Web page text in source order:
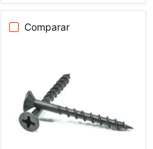
Comparar